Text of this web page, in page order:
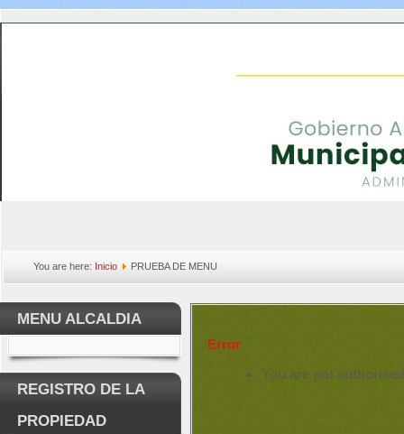
You are here: Inicio PRUEBA DE MENU
MENU ALCALDIA
REGISTRO DE LA
PROPIEDAD
Error
You are not